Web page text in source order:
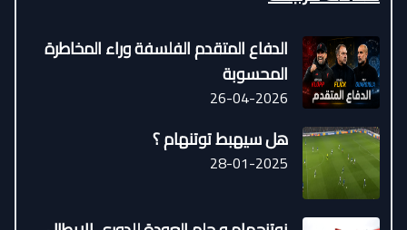
الدفاع المتقدم الفلسفة وراء المخاطرة
المحسوبة
26-04-2026
هل سيهبط توتنهام ؟
28-01-2025